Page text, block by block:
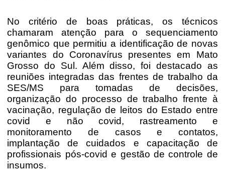
No critério de boas práticas, os técnicos
chamaram atenção para o sequenciamento
genômico que permitiu a identificação de novas
variantes do Coronavírus presentes em Mato
Grosso do Sul. Além disso, foi destacado as
reuniões integradas das frentes de trabalho da
SES/MS para tomadas de decisões,
organização do processo de trabalho frente à
vacinação, regulação de leitos do Estado entre
covid e não covid, rastreamento e
monitoramento de casos e contatos,
implantação de cuidados e capacitação de
profissionais pós-covid e gestão de controle de
insumos.